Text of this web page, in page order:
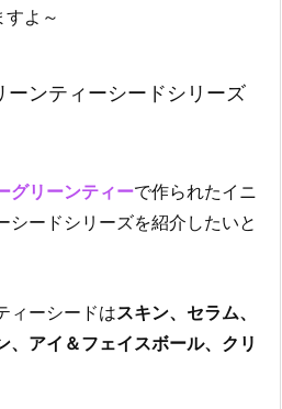
よ～
ーンティーシードシリーズ
グリーンティーで作られたイニ
シードシリーズを紹介したいと
ィーシードはスキン、セラム、
、アイ＆フェイスボール、クリ